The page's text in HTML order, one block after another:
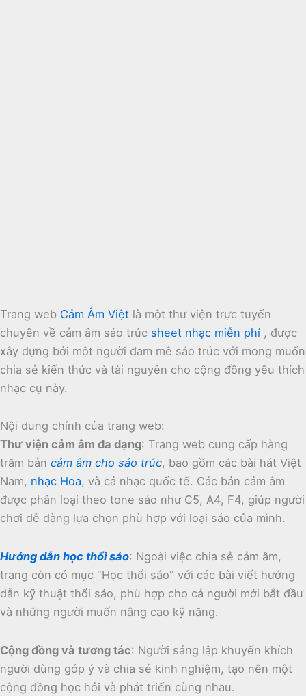
Trang web Cảm Âm Việt là một thư viện trực tuyến
chuyên về cảm âm sáo trúc sheet nhạc miễn phí , được
xây dựng bởi một người đam mê sáo trúc với mong muốn
chia sẻ kiến thức và tài nguyên cho cộng đồng yêu thích
nhạc cụ này.
Nội dung chính của trang web:
Thư viện cảm âm đa dạng: Trang web cung cấp hàng
trăm bản cảm âm cho sáo trúc, bao gồm các bài hát Việt
Nam, nhạc Hoa, và cả nhạc quốc tế. Các bản cảm âm
được phân loại theo tone sáo như C5, A4, F4, giúp người
chơi dễ dàng lựa chọn phù hợp với loại sáo của mình.
Hướng dẫn học thổi sáo: Ngoài việc chia sẻ cảm âm,
trang còn có mục "Học thổi sáo" với các bài viết hướng
dẫn kỹ thuật thổi sáo, phù hợp cho cả người mới bắt đầu
và những người muốn nâng cao kỹ năng.
Cộng đồng và tương tác: Người sáng lập khuyến khích
người dùng góp ý và chia sẻ kinh nghiệm, tạo nên một
cộng đồng học hỏi và phát triển cùng nhau.